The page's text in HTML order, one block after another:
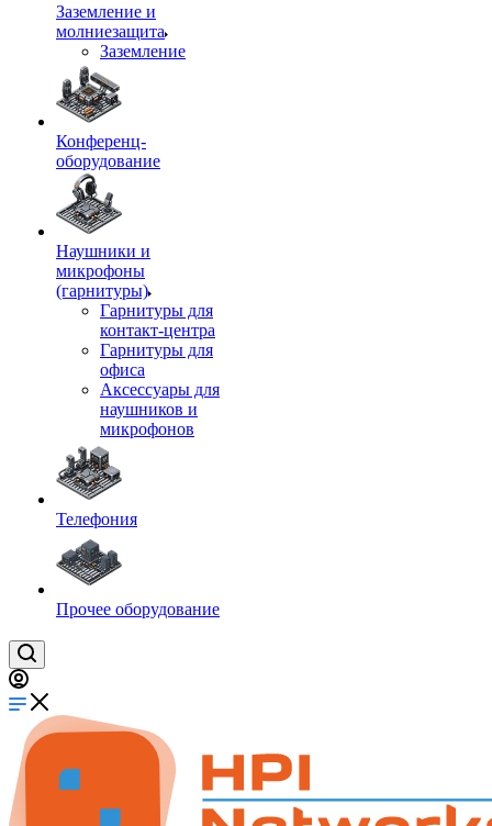
Заземление и
молниезащита
Заземление
Конференц-
оборудование
Наушники и
микрофоны
(гарнитуры)
Гарнитуры для
контакт-центра
Гарнитуры для
офиса
Аксессуары для
наушников и
микрофонов
Телефония
Прочее оборудование